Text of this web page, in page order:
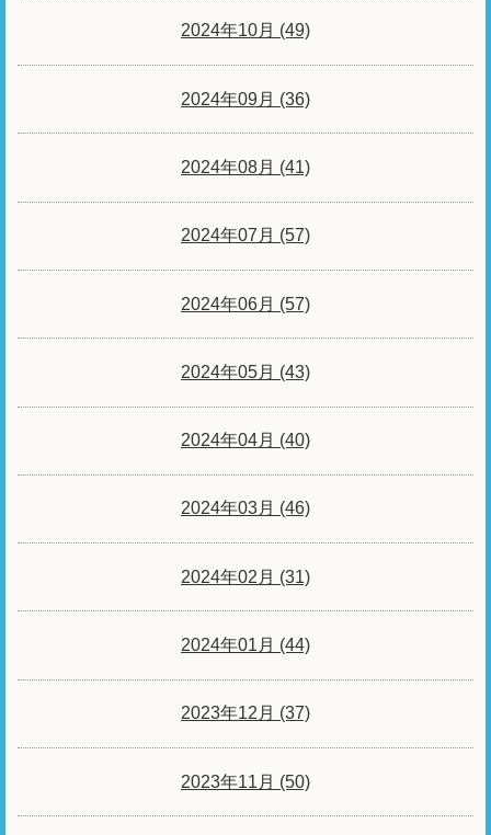
2024年10月 (49)
2024年09月 (36)
2024年08月 (41)
2024年07月 (57)
2024年06月 (57)
2024年05月 (43)
2024年04月 (40)
2024年03月 (46)
2024年02月 (31)
2024年01月 (44)
2023年12月 (37)
2023年11月 (50)